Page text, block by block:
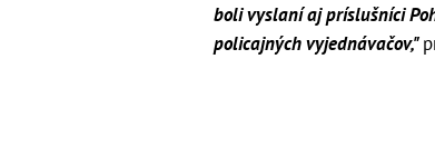
boli vyslaní aj príslušníci
policajných vyjednávačov,"